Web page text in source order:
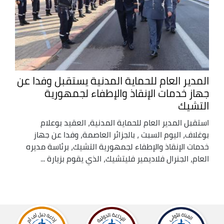
المدير العام للحماية المدنية يستقبل وفدا عن
جهاز خدمات الإنقاذ والإطفاء لجمهورية
التشيك
استقبل المدير العام للحماية المدنية، العقيد بوعلام
بوغلاف، اليوم السبت ، بالجزائر العاصمة، وفدا عن جهاز
خدمات الإنقاذ والإطفاء لجمهورية التشيك، برئاسة مديره
العام، الجنرال فلاديمير فليتشيك، الذي يقوم بزيارة ...